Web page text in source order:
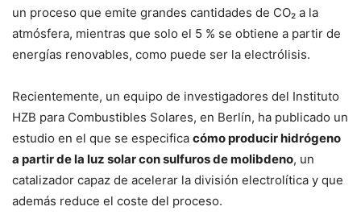
un proceso que emite grandes cantidades de CO₂ a la
atmósfera, mientras que solo el 5 % se obtiene a partir de
energías renovables, como puede ser la electrólisis.
Recientemente, un equipo de investigadores del Instituto
HZB para Combustibles Solares, en Berlín, ha publicado un
estudio en el que se especifica cómo producir hidrógeno
a partir de la luz solar con sulfuros de molibdeno, un
catalizador capaz de acelerar la división electrolítica y que
además reduce el coste del proceso.